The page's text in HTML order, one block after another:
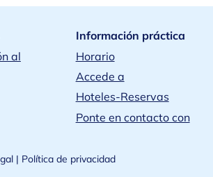
al
Información práctica
Horario
Accede a
Hoteles-Reservas
Ponte en contacto con
| Política de privacidad